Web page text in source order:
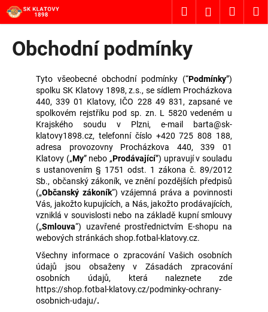
Přejít
na
obsah
HledatPřihlášení
Obchodní podmínky
Tyto všeobecné obchodní podmínky (“Podmínky”)
spolku SK Klatovy 1898, z.s., se sídlem Procházkova
440, 339 01 Klatovy, IČO 228 49 831, zapsané ve
spolkovém rejstříku pod sp. zn. L 5820 vedeném u
Krajského soudu v Plzni, e-mail barta@sk-
klatovy1898.cz, telefonní číslo +420 725 808 188,
adresa provozovny Procházkova 440, 339 01
Klatovy („My” nebo „Prodávající”) upravují v souladu
s ustanovením § 1751 odst. 1 zákona č. 89/2012
Sb., občanský zákoník, ve znění pozdějších předpisů
(„Občanský zákoník“) vzájemná práva a povinnosti
Vás, jakožto kupujících, a Nás, jakožto prodávajících,
vzniklá v souvislosti nebo na základě kupní smlouvy
(„Smlouva“) uzavřené prostřednictvím E-shopu na
webových stránkách shop.fotbal-klatovy.cz.
Všechny informace o zpracování Vašich osobních
údajů jsou obsaženy v Zásadách zpracování
osobních údajů, která naleznete zde
https://shop.fotbal-klatovy.cz/podminky-ochrany-
osobnich-udaju/.
K
o